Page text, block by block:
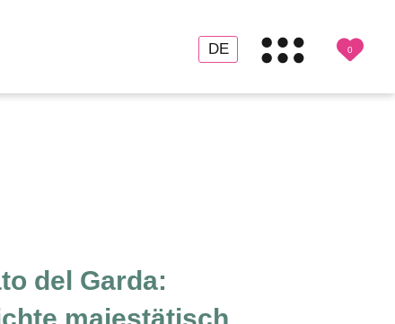
DE
EN
del Garda:
majestätisch
0